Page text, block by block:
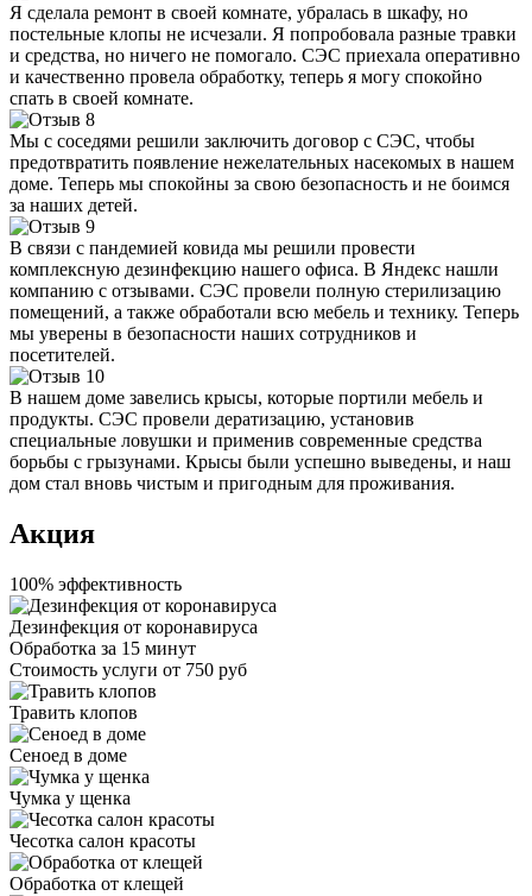
Я сделала ремонт в своей комнате, убралась в шкафу, но
постельные клопы не исчезали. Я попробовала разные травки
и средства, но ничего не помогало. СЭС приехала оперативно
и качественно провела обработку, теперь я могу спокойно
спать в своей комнате.
Мы с соседями решили заключить договор с СЭС, чтобы
предотвратить появление нежелательных насекомых в нашем
доме. Теперь мы спокойны за свою безопасность и не боимся
за наших детей.
В связи с пандемией ковида мы решили провести
комплексную дезинфекцию нашего офиса. В Яндекс нашли
компанию с отзывами. СЭС провели полную стерилизацию
помещений, а также обработали всю мебель и технику. Теперь
мы уверены в безопасности наших сотрудников и
посетителей.
В нашем доме завелись крысы, которые портили мебель и
продукты. СЭС провели дератизацию, установив
специальные ловушки и применив современные средства
борьбы с грызунами. Крысы были успешно выведены, и наш
дом стал вновь чистым и пригодным для проживания.
Акция
100% эффективность
Дезинфекция от коронавируса
Обработка за 15 минут
Стоимость услуги от 750 руб
Травить клопов
Сеноед в доме
Чумка у щенка
Чесотка салон красоты
Обработка от клещей